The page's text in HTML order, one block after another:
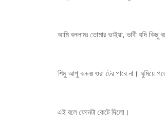
আমি বললামঃ তোমার ভাইয়া, ভাবী যদি কিছু
শিমু আপু বললঃ ওরা টের পাবে না। ঘুমিয়ে
এই বলে ফোনটা কেটে দিলো।